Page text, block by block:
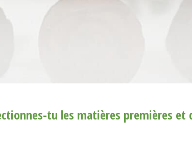
tu les matières premières et